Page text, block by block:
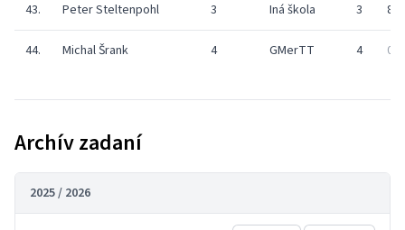
43. Peter Steltenpohl 3 Iná škola 3 8
44. Michal Šrank 4 GMerTT 4 0
Archív zadaní
2025 / 2026